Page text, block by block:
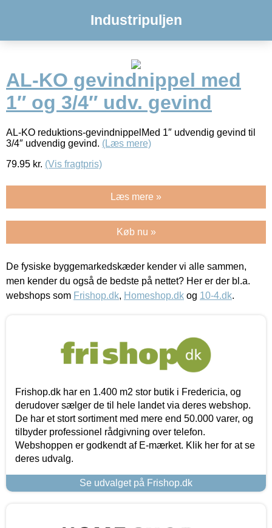
Industripuljen
AL-KO gevindnippel med
1″ og 3/4″ udv. gevind
AL-KO reduktions-gevindnippelMed 1″ udvendig gevind til
3/4″ udvendig gevind. (Læs mere)
79.95 kr. (Vis fragtpris)
Læs mere »
Køb nu »
De fysiske byggemarkedskæder kender vi alle sammen,
men kender du også de bedste på nettet? Her er der bl.a.
webshops som Frishop.dk, Homeshop.dk og 10-4.dk.
Frishop.dk har en 1.400 m2 stor butik i Fredericia, og
derudover sælger de til hele landet via deres webshop.
De har et stort sortiment med mere end 50.000 varer, og
tilbyder professionel rådgivning over telefon.
Webshoppen er godkendt af E-mærket. Klik her for at se
deres udvalg.
Se udvalget på Frishop.dk